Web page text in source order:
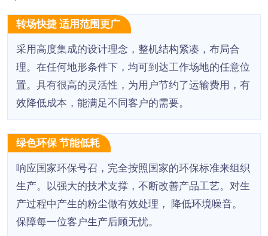
转场快捷 适用范围更广
采用高度集成的设计理念，整机结构紧凑，布局合
理。在任何地形条件下，均可到达工作场地的任意位
置。具有很高的灵活性，为用户节约了运输费用，有
效降低成本，能满足不同客户的需要。
绿色环保 节能低耗
响应国家环保号召，完全按照国家的环保标准来组织
生产。以强大的技术支撑，不断改善产品工艺。对生
产过程中产生的粉尘做有效处理， 降低环境噪音。
保障每一位客户生产后顾无忧。